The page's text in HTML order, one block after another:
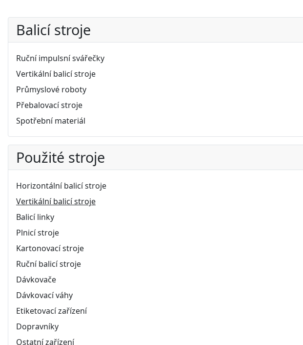
Balicí stroje
Ruční impulsní svářečky
Vertikální balicí stroje
Průmyslové roboty
Přebalovací stroje
Spotřební materiál
Použité stroje
Horizontální balicí stroje
Vertikální balicí stroje
Balicí linky
Plnicí stroje
Kartonovací stroje
Ruční balicí stroje
Dávkovače
Dávkovací váhy
Etiketovací zařízení
Dopravníky
Ostatní zařízení